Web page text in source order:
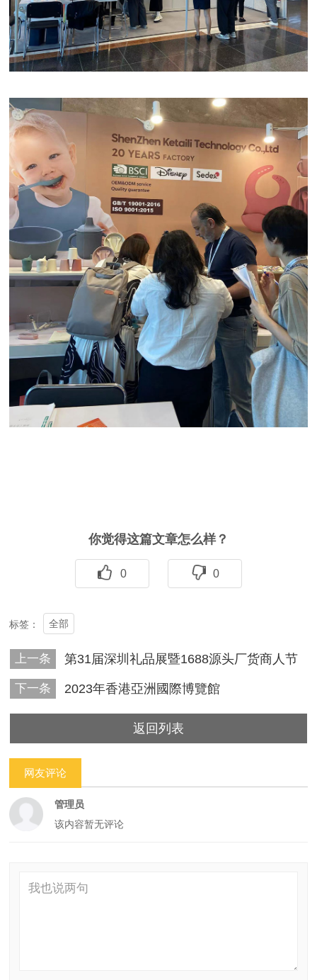
你觉得这篇文章怎么样？
0 0
标签： 全部
上一条 第31届深圳礼品展暨1688源头厂货商人节
下一条 2023年香港亞洲國際博覽館
返回列表
网友评论
管理员
该内容暂无评论